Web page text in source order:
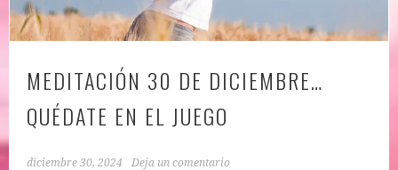
MEDITACIÓN 30 DE DICIEMBRE…
QUÉDATE EN EL JUEGO
diciembre 30, 2024 Deja un comentario